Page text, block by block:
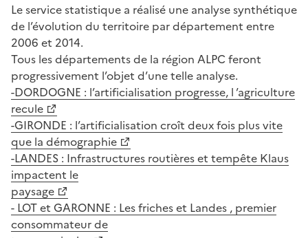
Le service statistique a réalisé une analyse synthétique
de l’évolution du territoire par département entre
2006 et 2014.
Tous les départements de la région ALPC feront
progressivement l’objet d’une telle analyse.
-DORDOGNE : l’artificialisation progresse, l ’agriculture
recule
-GIRONDE : l’artificialisation croît deux fois plus vite
que la démographie
-LANDES : Infrastructures routières et tempête Klaus
impactent le
paysage
- LOT et GARONNE : Les friches et Landes , premier
consommateur de